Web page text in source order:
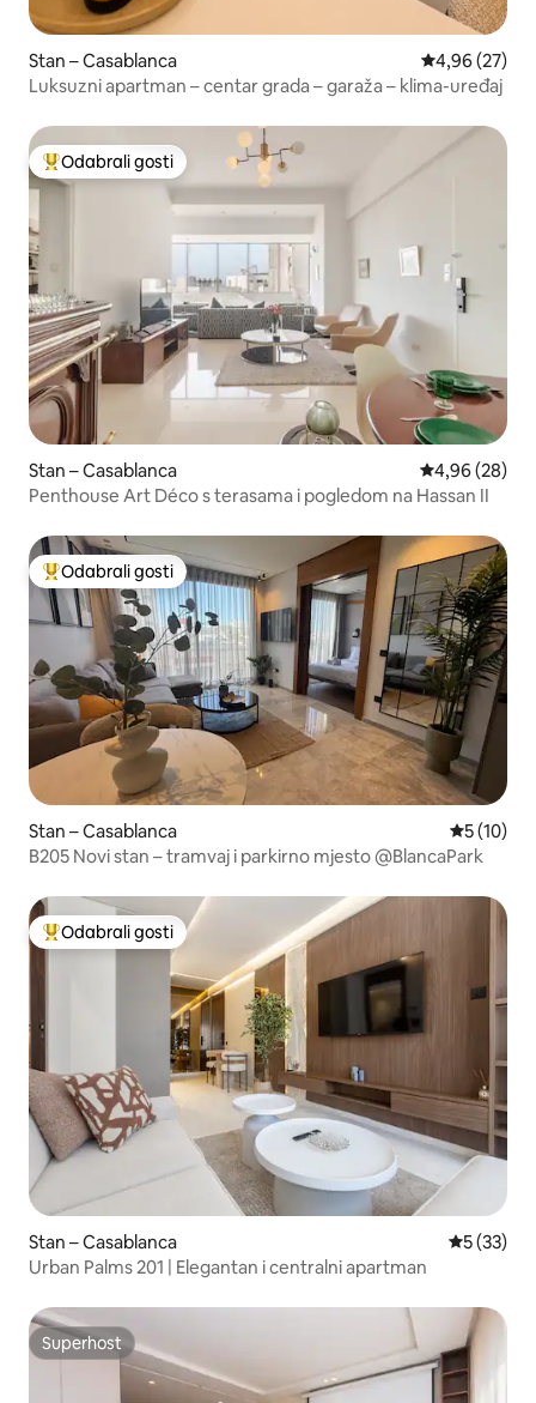
Stan – Casablanca Prosječna
4,96 (27)
Luksuzni apartman – centar grada – garaža – klima-uređaj
Među najviše rangiranima s oznakom „Odabrali gosti”
Odabrali gosti
Stan – Casablanca Prosječna
4,96 (28)
Penthouse Art Déco s terasama i pogledom na Hassan II
Među najviše rangiranima s oznakom „Odabrali gosti”
Odabrali gosti
Stan – Casablanca Prosječna
5 (10)
B205 Novi stan – tramvaj i parkirno mjesto @BlancaPark
Među najviše rangiranima s oznakom „Odabrali gosti”
Odabrali gosti
Stan – Casablanca Prosječna
5 (33)
Urban Palms 201 | Elegantan i centralni apartman
Superhost
Superhost